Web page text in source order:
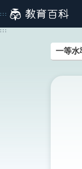
到
主
:::
:::